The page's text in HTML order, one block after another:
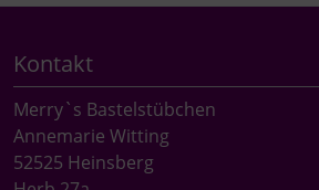
Kontakt
Merry`s Bastelstübchen
Annemarie Witting
52525 Heinsberg